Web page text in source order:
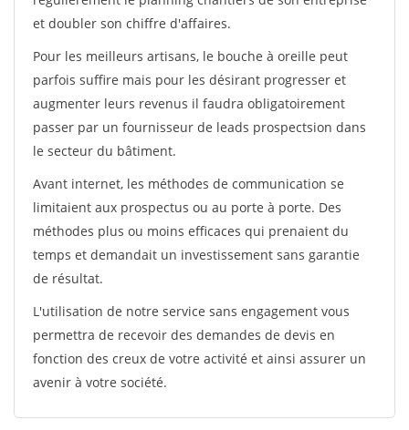
et doubler son chiffre d'affaires.
Pour les meilleurs artisans, le bouche à oreille peut
parfois suffire mais pour les désirant progresser et
augmenter leurs revenus il faudra obligatoirement
passer par un fournisseur de leads prospectsion dans
le secteur du bâtiment.
Avant internet, les méthodes de communication se
limitaient aux prospectus ou au porte à porte. Des
méthodes plus ou moins efficaces qui prenaient du
temps et demandait un investissement sans garantie
de résultat.
L'utilisation de notre service sans engagement vous
permettra de recevoir des demandes de devis en
fonction des creux de votre activité et ainsi assurer un
avenir à votre société.